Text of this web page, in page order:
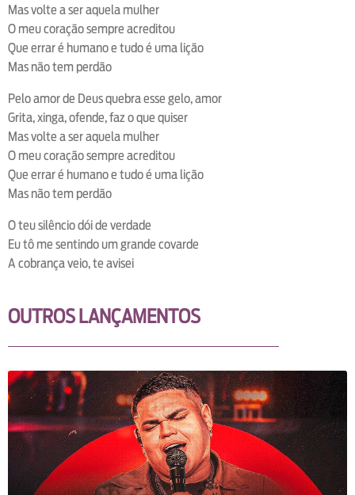
Mas volte a ser aquela mulher
O meu coração sempre acreditou
Que errar é humano e tudo é uma lição
Mas não tem perdão
Pelo amor de Deus quebra esse gelo, amor
Grita, xinga, ofende, faz o que quiser
Mas volte a ser aquela mulher
O meu coração sempre acreditou
Que errar é humano e tudo é uma lição
Mas não tem perdão
O teu silêncio dói de verdade
Eu tô me sentindo um grande covarde
A cobrança veio, te avisei
OUTROS LANÇAMENTOS